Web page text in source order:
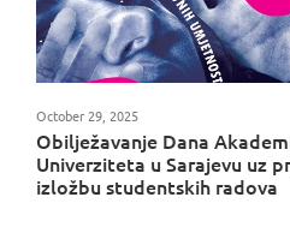
Obilježavanje Dana
Univerziteta u Sarajevu uz
izložbu studentskih radova
October 29, 2025